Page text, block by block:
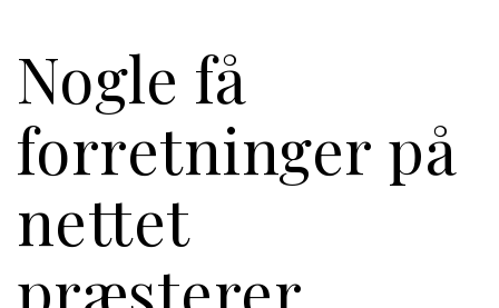
Nogle få
forretninger på
nettet
præsterer